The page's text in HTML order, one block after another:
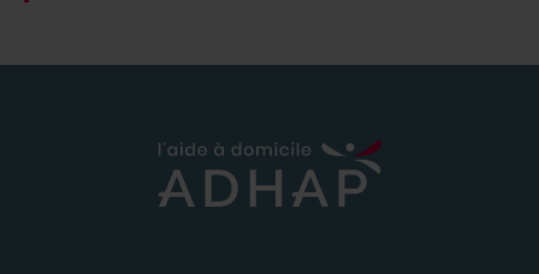
Sans préjudice des autres obligations d’information
prévues par les textes législatifs et réglementaires en
vigueur, toute personne qui exerce l’activité définie à